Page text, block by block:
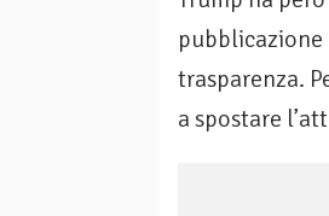
pubblicazione
trasparenza.
a spostare